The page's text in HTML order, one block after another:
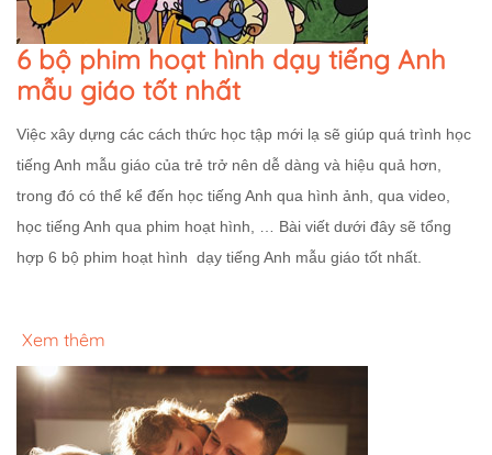
6 bộ phim hoạt hình dạy tiếng Anh
mẫu giáo tốt nhất
Việc xây dựng các cách thức học tập mới lạ sẽ giúp quá trình học
tiếng Anh mẫu giáo của trẻ trở nên dễ dàng và hiệu quả hơn,
trong đó có thể kể đến học tiếng Anh qua hình ảnh, qua video,
học tiếng Anh qua phim hoạt hình, … Bài viết dưới đây sẽ tổng
hợp 6 bộ phim hoạt hình dạy tiếng Anh mẫu giáo tốt nhất.
Xem thêm